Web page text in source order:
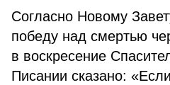
Согласно Новому
победу над смертью
в воскресение
Писании сказано: